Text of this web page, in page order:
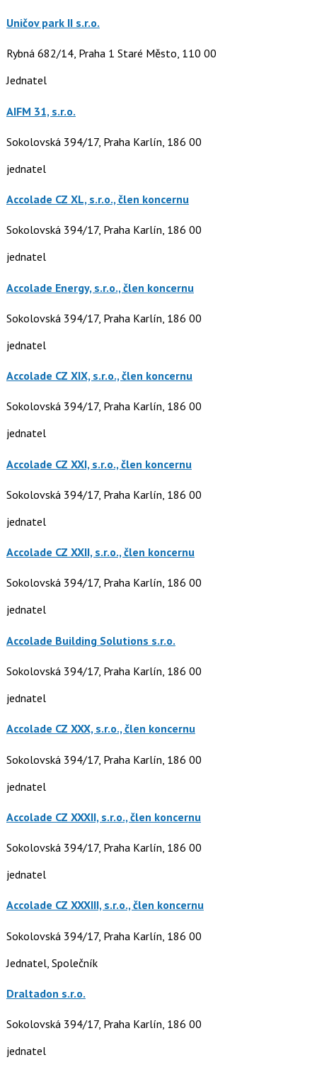
Uničov park II s.r.o.
Rybná 682/14, Praha 1 Staré Město, 110 00
Jednatel
AIFM 31, s.r.o.
Sokolovská 394/17, Praha Karlín, 186 00
jednatel
Accolade CZ XL, s.r.o., člen koncernu
Sokolovská 394/17, Praha Karlín, 186 00
jednatel
Accolade Energy, s.r.o., člen koncernu
Sokolovská 394/17, Praha Karlín, 186 00
jednatel
Accolade CZ XIX, s.r.o., člen koncernu
Sokolovská 394/17, Praha Karlín, 186 00
jednatel
Accolade CZ XXI, s.r.o., člen koncernu
Sokolovská 394/17, Praha Karlín, 186 00
jednatel
Accolade CZ XXII, s.r.o., člen koncernu
Sokolovská 394/17, Praha Karlín, 186 00
jednatel
Accolade Building Solutions s.r.o.
Sokolovská 394/17, Praha Karlín, 186 00
jednatel
Accolade CZ XXX, s.r.o., člen koncernu
Sokolovská 394/17, Praha Karlín, 186 00
jednatel
Accolade CZ XXXII, s.r.o., člen koncernu
Sokolovská 394/17, Praha Karlín, 186 00
jednatel
Accolade CZ XXXIII, s.r.o., člen koncernu
Sokolovská 394/17, Praha Karlín, 186 00
Jednatel, Společník
Draltadon s.r.o.
Sokolovská 394/17, Praha Karlín, 186 00
jednatel